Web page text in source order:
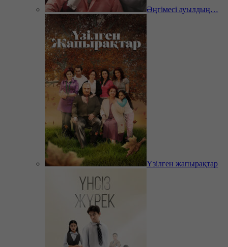
Әңгімесі ауылдың…
Үзілген жапырақтар